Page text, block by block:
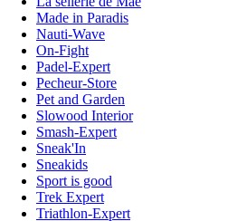
Made in Paradis
Nauti-Wave
On-Fight
Padel-Expert
Pecheur-Store
Pet and Garden
Slowood Interior
Smash-Expert
Sneak'In
Sneakids
Sport is good
Trek Expert
Triathlon-Expert